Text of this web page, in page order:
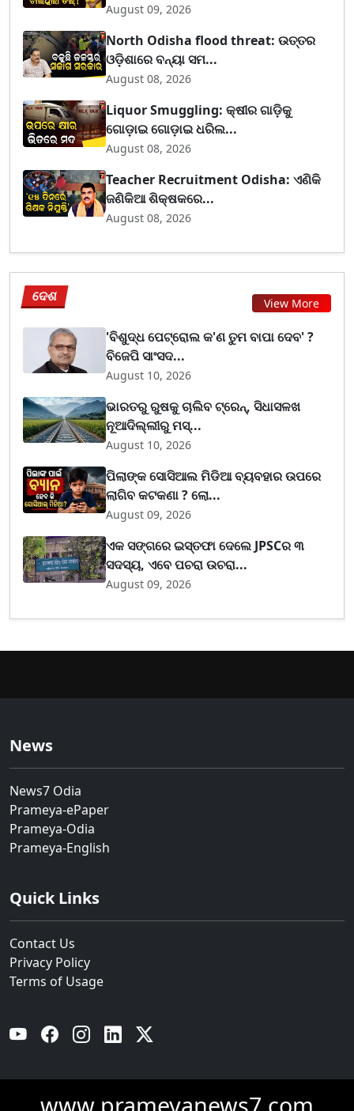
August 09, 2026
North Odisha flood threat: ଉତ୍ତର
ଓଡ଼ିଶାରେ ବନ୍ୟା ସମ...
August 08, 2026
Liquor Smuggling: କ୍ଷୀର ଗାଡ଼ିକୁ
ଗୋଡ଼ାଇ ଗୋଡ଼ାଇ ଧରିଲ...
August 08, 2026
Teacher Recruitment Odisha: ଏଣିକି
ଜଣିକିଆ ଶିକ୍ଷକରେ...
August 08, 2026
ଦେଶ View More
'ବିଶୁଦ୍ଧ ପେଟ୍ରୋଲ କ'ଣ ତୁମ ବାପା ଦେବ' ?
ବିଜେପି ସାଂସଦ...
August 10, 2026
ଭାରତରୁ ରୁଷକୁ ଚାଲିବ ଟ୍ରେନ୍, ସିଧାସଳଖ
ନୂଆଦିଲ୍ଲୀରୁ ମସ୍...
August 10, 2026
ପିଲାଙ୍କ ସୋସିଆଲ ମିଡିଆ ବ୍ୟବହାର ଉପରେ
ଲାଗିବ କଟକଣା ? ଲୋ...
August 09, 2026
ଏକ ସଙ୍ଗରେ ଇସ୍ତଫା ଦେଲେ JPSCର ୩
ସଦସ୍ୟ, ଏବେ ପଚରା ଉଚରା...
August 09, 2026
News
News7 Odia
Prameya-ePaper
Prameya-Odia
Prameya-English
Quick Links
Contact Us
Privacy Policy
Terms of Usage
YouTube Facebook Instagram Linkedin
www.prameyanews7.com